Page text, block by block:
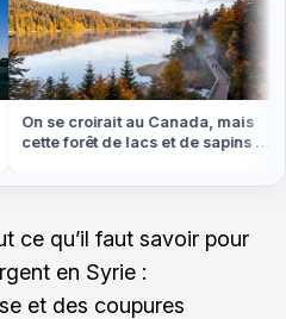
On se croirait au Canada, mais
cette forêt de lacs et de sapins est
ce qu’il faut savoir pour
en Syrie :
et des coupures